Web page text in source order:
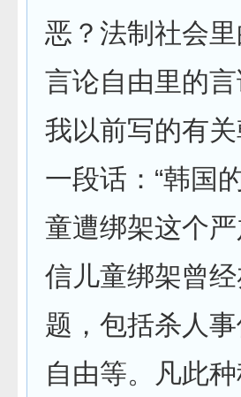
恶？法制社会
言论自由里的言
我以前写的有
一段话：“韩国
童遭绑架这个
信儿童绑架曾
题，包括杀人
自由等。凡此